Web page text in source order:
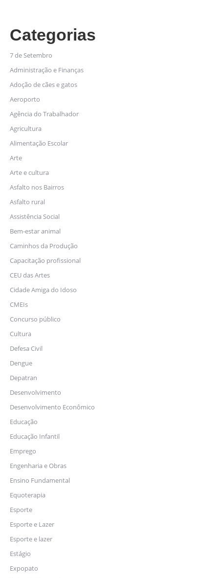
Categorias
7 de Setembro
Administração e Finanças
Adoção de cães e gatos
Aeroporto
Agência do Trabalhador
Agricultura
Alimentação Escolar
Arte
Arte e cultura
Asfalto nos Bairros
Asfalto rural
Assistência Social
Bem-estar animal
Caminhos da Produção
Capacitação profissional
CEU das Artes
Cidade Amiga do Idoso
CMEIs
Concurso público
Cultura
Defesa Civil
Dengue
Depatran
Desenvolvimento
Desenvolvimento Econômico
Educação
Educação Infantil
Emprego
Engenharia e Obras
Ensino Fundamental
Equoterapia
Esporte
Esporte e Lazer
Esporte e lazer
Estágio
Expopato